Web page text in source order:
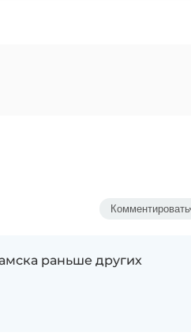
Комментировать
раньше других